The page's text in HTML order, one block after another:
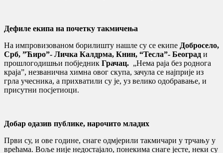
Дефиле екипа на почетку такмичења
На импровизованом борилишту нашле су се екипе Добросело,
Срб, ”Ћиро”- Личка Калдрма, Книн, “Тесла”- Београд и
прошлогодишњи побједник Грачац. „Нема раја без роднога
краја”, незванична химна овог скупа, зачула се најприје из
грла учесника, а прихватили су је, уз велико одобравање, и
присутни посјетиоци.
Добар одазив публике, нарочито младих
Први су, и ове године, снаге одмјерили такмичари у трчању у
врећама. Воље није недостајало, понекима снаге јесте, неки су